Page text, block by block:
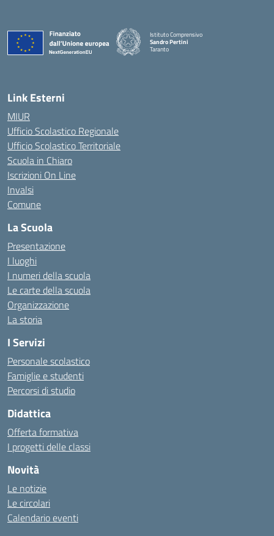
Istituto Comprensivo
Sandro Pertini
Taranto
Link Esterni
MIUR
Ufficio Scolastico Regionale
Ufficio Scolastico Territoriale
Scuola in Chiaro
Iscrizioni On Line
Invalsi
Comune
La Scuola
Presentazione
I luoghi
I numeri della scuola
Le carte della scuola
Organizzazione
La storia
I Servizi
Personale scolastico
Famiglie e studenti
Percorsi di studio
Didattica
Offerta formativa
I progetti delle classi
Novità
Le notizie
Le circolari
Calendario eventi